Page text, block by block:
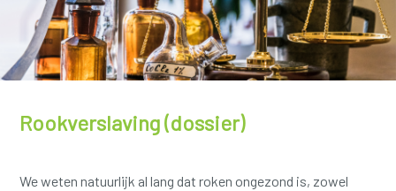
Rookverslaving (dossier)
We weten natuurlijk al lang dat roken ongezond is, zowel